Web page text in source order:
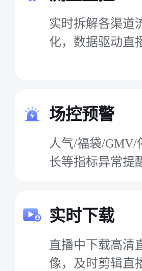
实时拆解各渠道
化，数据驱动直
场控预警
人气/福袋/GMV/
长等指标异常提
实时下载
直播中下载高清
像，及时剪辑直